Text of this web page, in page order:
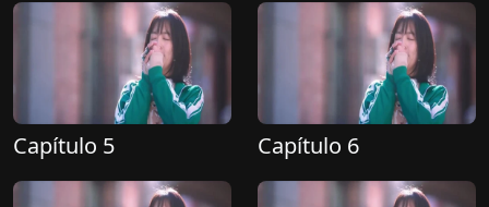
Capítulo 5 Capítulo 6